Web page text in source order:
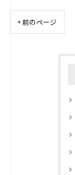
< 前のページ